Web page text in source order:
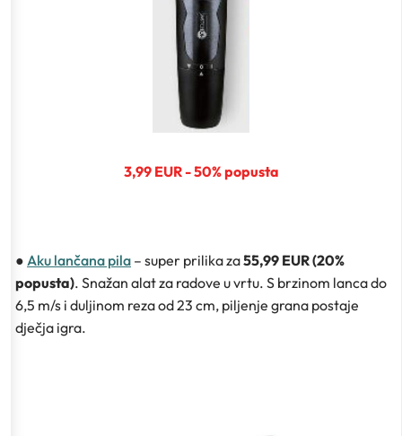
3,99 EUR - 50% popusta
● Aku lančana pila – super prilika za55,99 EUR (20%
popusta). Snažan alat za radove u vrtu. S brzinom lanca do
6,5 m/s i duljinom reza od 23 cm, piljenje grana postaje
dječja igra.